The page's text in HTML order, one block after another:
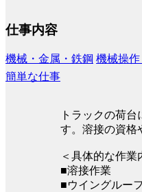
仕事内容
機械・金属・鉄鋼 機械操
簡単な仕事
トラックの荷
す。溶接の資格
＜具体的な作業
■溶接作業
■ウイングルー